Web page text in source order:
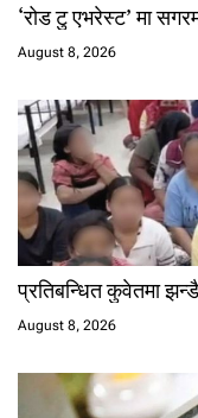
‘रोड टु एभरेस्ट’ मा
August 8, 2026
प्रतिबन्धित कुवेतमा
August 8, 2026